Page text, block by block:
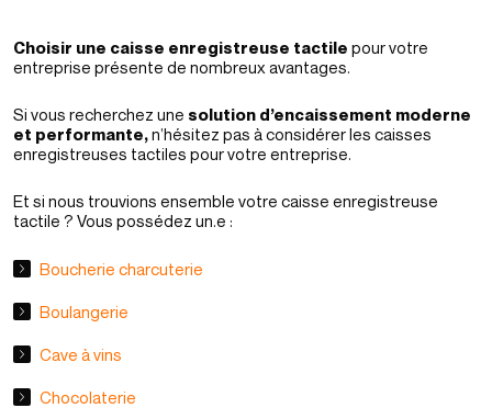
Choisir une caisse enregistreuse tactile pour votre
entreprise présente de nombreux avantages.
Si vous recherchez une solution d’encaissement moderne
et performante,n’hésitez pas à considérer les caisses
enregistreuses tactiles pour votre entreprise.
Et si nous trouvions ensemble votre caisse enregistreuse
tactile ? Vous possédez un.e :
Boucherie charcuterie
Boulangerie
Cave à vins
Chocolaterie